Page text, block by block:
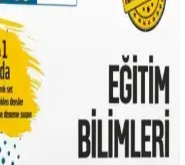
KPSS hazırlık kitabı, 5 çözümlü deneme ile
sağlar, kapsamlı içerik ve detaylı
destek olur.
KPSS 2024 Genel Yetenek ve Genel
ve Değerlendirmesi
2024 Genel Yetenek ve Genel Kültür
içeriğiyle sınava hazırlanan adaylara
ve pratik soru çözümleri sunar.
2022 KPSS Eğitim Bilimleri
7 Deneme Sınava Hazırlık Kitabı